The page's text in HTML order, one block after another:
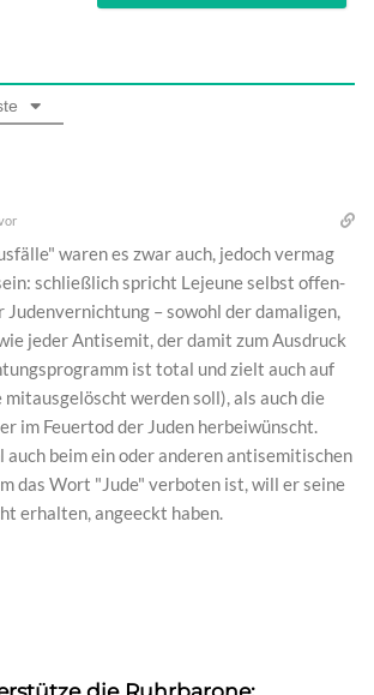
waren es zwar auch, jedoch vermag
schließlich spricht Lejeune selbst offen-
– sowohl der damaligen,
jeder Antisemit, der damit zum Ausdruck
ist total und zielt auch auf
mitausgelöscht werden soll), als auch die
im Feuertod der Juden herbeiwünscht.
auch beim ein oder anderen antisemitischen
das Wort "Jude" verboten ist, will er seine
erhalten, angeeckt haben.